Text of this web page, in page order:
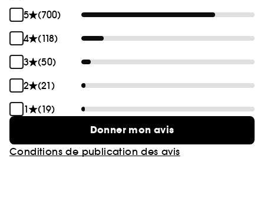
5
(700)
4
(118)
3
(50)
2
(21)
1
(19)
Donner mon avis
Conditions de publication des avis